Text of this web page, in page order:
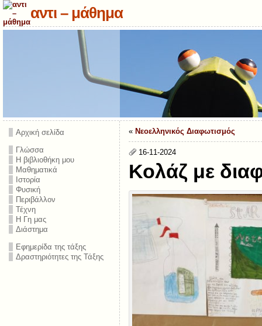
αντι – μάθημα
Αρχική σελίδα
Γλώσσα
Η βιβλιοθήκη μου
Μαθηματικά
Ιστορία
Φυσική
Περιβάλλον
Τέχνη
Η Γη μας
Διάστημα
Εφημερίδα της τάξης
Δραστηριότητες της Τάξης
« Νεοελληνικός Διαφωτισμός
16-11-2024
Κολάζ με